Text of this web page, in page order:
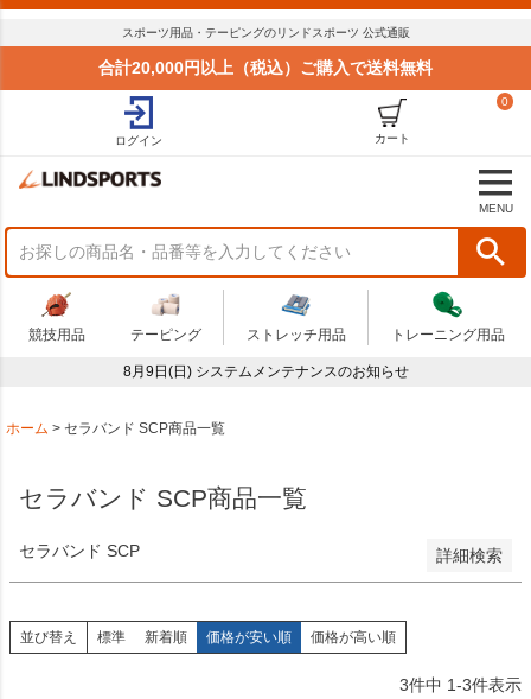
スポーツ用品・テーピングのリンドスポーツ 公式通販
合計20,000円以上（税込）ご購入で送料無料
ログイン
0
カート
MENU
競技用品 テーピング ストレッチ用品 トレーニング用品
8月9日(日) システムメンテナンスのお知らせ
ホーム セラバンド SCP商品一覧
セラバンド SCP商品一覧
セラバンド SCP 詳細検索
標準
新着順
価格が安い順
価格が高い順
セール
まとめてお得
アウトレット
商品番号
検索
並び替え 標準 新着順 価格が安い順 価格が高い順
3件中 1-3件表示